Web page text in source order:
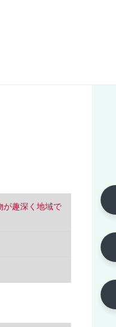
が趣深く地域で